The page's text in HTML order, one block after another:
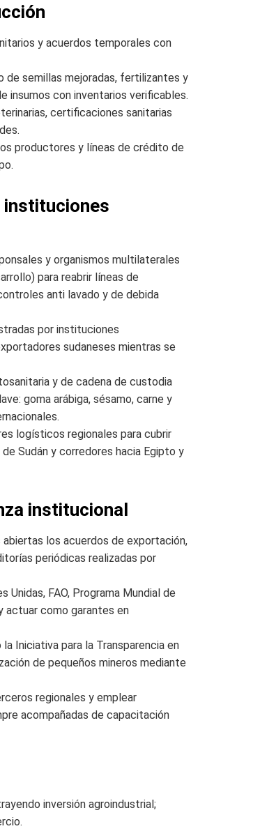
y acuerdos temporales con
de semillas mejoradas, fertilizantes y
insumos con inventarios verificables.
certificaciones sanitarias
productores y líneas de crédito de
instituciones
y organismos multilaterales
para reabrir líneas de
anti lavado y de debida
por instituciones
sudaneses mientras se
y de cadena de custodia
goma arábiga, sésamo, carne y
logísticos regionales para cubrir
Sudán y corredores hacia Egipto y
institucional
los acuerdos de exportación,
periódicas realizadas por
Unidas, FAO, Programa Mundial de
actuar como garantes en
Iniciativa para la Transparencia en
de pequeños mineros mediante
regionales y emplear
acompañadas de capacitación
inversión agroindustrial;